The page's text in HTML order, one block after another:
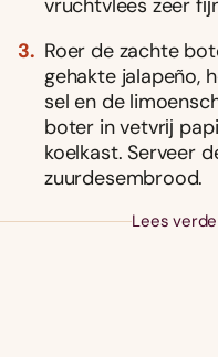
vruchtvlees zeer
Roer de zachte
gehakte jalapeño,
sel en de
boter in vetvrĳ
koelkast. Serveer
zuurdesembrood.
Lees